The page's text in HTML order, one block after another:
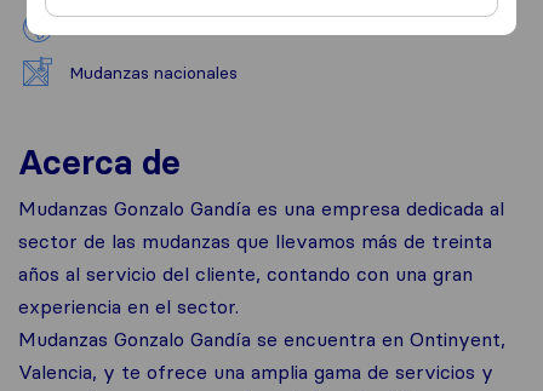
Mudanzas nacionales
Acerca de
Mudanzas Gonzalo Gandía es una empresa dedicada al
sector de las mudanzas que llevamos más de treinta
años al servicio del cliente, contando con una gran
experiencia en el sector.
Mudanzas Gonzalo Gandía se encuentra en Ontinyent,
Valencia, y te ofrece una amplia gama de servicios y